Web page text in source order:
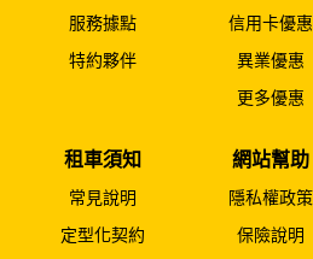
服務據點
特約夥伴
信用卡優惠
異業優惠
更多優惠
租車須知
常見說明
定型化契約
網站幫助
隱私權政策
保險說明